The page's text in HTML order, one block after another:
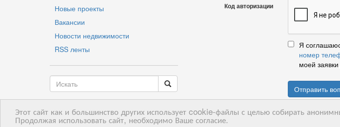
Этот сайт как и большинство других использует cookie-файлы с целью собирать
Продолжая использовать сайт, необходимо Ваше согласие.
Новые проекты
Вакансии
Новости недвижимости
RSS ленты
LV RU EN
Код авторизации
Я
номер
моей
Отправить